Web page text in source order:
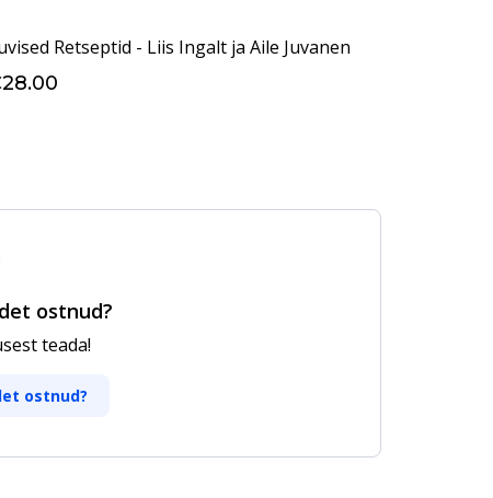
Retseptid - Liis Ingalt ja Aile Juvanen
ostnud?
teada!
ostnud?